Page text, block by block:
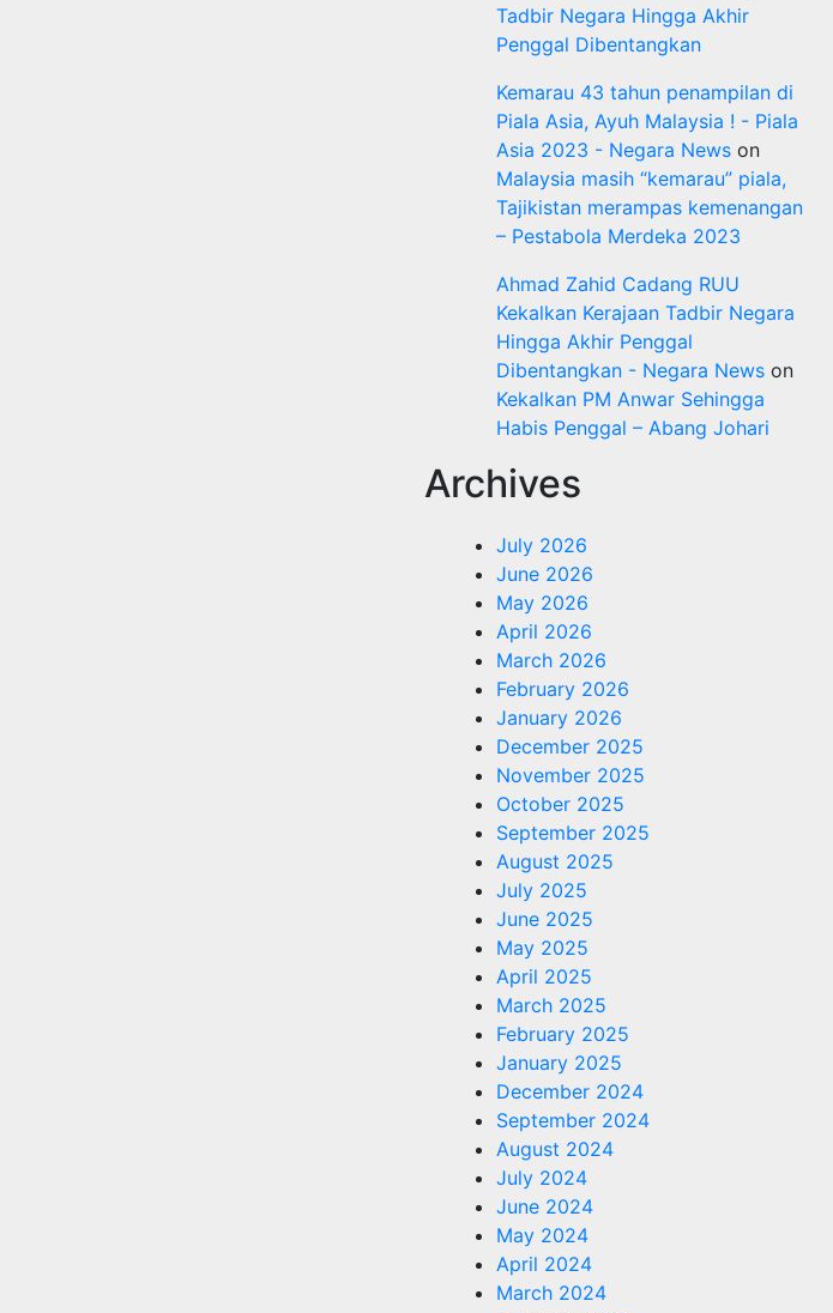
Tadbir Negara Hingga Akhir
Penggal Dibentangkan
Kemarau 43 tahun penampilan di
Piala Asia, Ayuh Malaysia ! - Piala
Asia 2023 - Negara News on
Malaysia masih “kemarau” piala,
Tajikistan merampas kemenangan
– Pestabola Merdeka 2023
Ahmad Zahid Cadang RUU
Kekalkan Kerajaan Tadbir Negara
Hingga Akhir Penggal
Dibentangkan - Negara News on
Kekalkan PM Anwar Sehingga
Habis Penggal – Abang Johari
Archives
July 2026
June 2026
May 2026
April 2026
March 2026
February 2026
January 2026
December 2025
November 2025
October 2025
September 2025
August 2025
July 2025
June 2025
May 2025
April 2025
March 2025
February 2025
January 2025
December 2024
September 2024
August 2024
July 2024
June 2024
May 2024
April 2024
March 2024